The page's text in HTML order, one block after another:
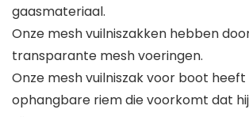
gaasmateriaal.
Onze mesh vuilniszakken hebben
transparante mesh voeringen.
Onze mesh vuilniszak voor boot
ophangbare riem die voorkomt dat